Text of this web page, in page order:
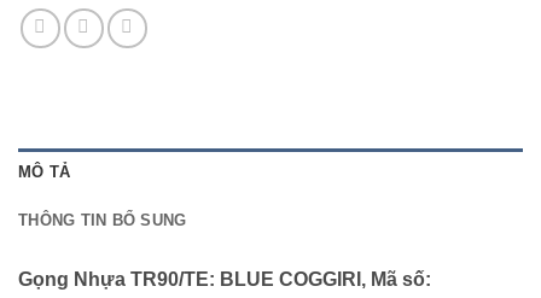
MÔ TẢ
THÔNG TIN BỔ SUNG
Gọng Nhựa TR90/TE: BLUE COGGIRI, Mã số: